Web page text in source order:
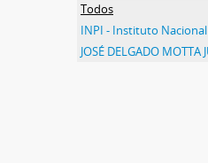
Todos
JOSÉ DELGADO MOTTA